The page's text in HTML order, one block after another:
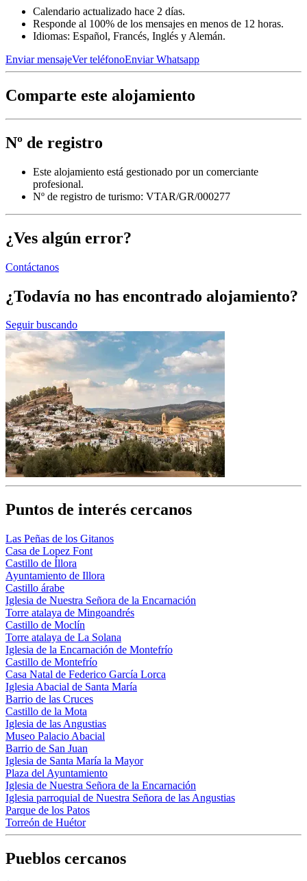
Calendario actualizado hace 2 días.
Responde al 100% de los mensajes en menos de 12 horas.
Idiomas: Español, Francés, Inglés y Alemán.
Enviar mensajeVer teléfonoEnviar Whatsapp
Comparte este alojamiento
Nº de registro
Este alojamiento está gestionado por un comerciante
profesional.
Nº de registro de turismo: VTAR/GR/000277
¿Ves algún error?
Contáctanos
¿Todavía no has encontrado alojamiento?
Seguir buscando
Puntos de interés cercanos
Las Peñas de los Gitanos
Casa de Lopez Font
Castillo de Íllora
Ayuntamiento de Illora
Castillo árabe
Iglesia de Nuestra Señora de la Encarnación
Torre atalaya de Mingoandrés
Castillo de Moclín
Torre atalaya de La Solana
Iglesia de la Encarnación de Montefrío
Castillo de Montefrío
Casa Natal de Federico García Lorca
Iglesia Abacial de Santa María
Barrio de las Cruces
Castillo de la Mota
Iglesia de las Angustias
Museo Palacio Abacial
Barrio de San Juan
Iglesia de Santa María la Mayor
Plaza del Ayuntamiento
Iglesia de Nuestra Señora de la Encarnación
Iglesia parroquial de Nuestra Señora de las Angustias
Parque de los Patos
Torreón de Huétor
Pueblos cercanos